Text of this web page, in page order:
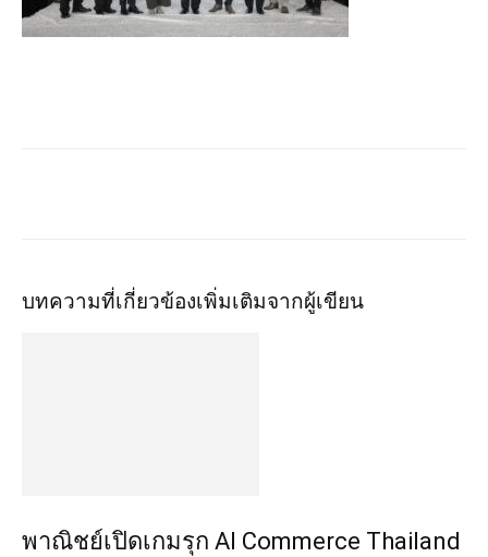
บทความที่เกี่ยวข้องเพิ่มเติมจากผู้เขียน
พาณิชย์เปิดเกมรุก AI Commerce Thailand